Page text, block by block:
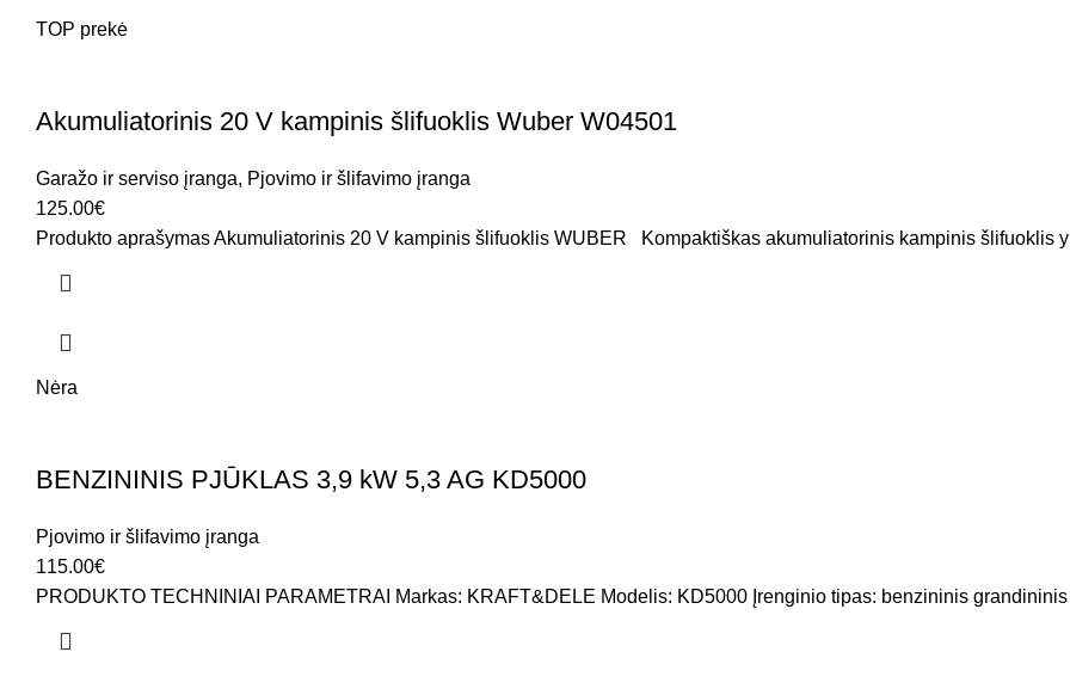
TOP prekė
Akumuliatorinis 20 V kampinis šlifuoklis Wuber W04501
Garažo ir serviso įranga, Pjovimo ir šlifavimo įranga
125.00€
Produkto aprašymas Akumuliatorinis 20 V kampinis šlifuoklis WUBER Kompaktiškas akumuliatorinis kampinis šlifuoklis
Nėra
BENZININIS PJŪKLAS 3,9 kW 5,3 AG KD5000
Pjovimo ir šlifavimo įranga
115.00€
PRODUKTO TECHNINIAI PARAMETRAI Markas: KRAFT&DELE Modelis: KD5000 Įrenginio tipas: benzininis